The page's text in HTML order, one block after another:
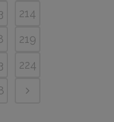
214
219
224